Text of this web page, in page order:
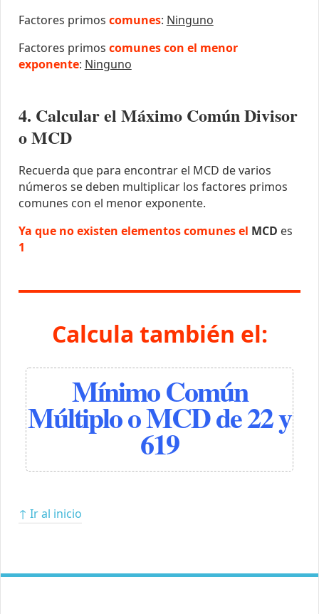
Factores primos comunes: Ninguno
Factores primos comunes con el menor
exponente: Ninguno
4. Calcular el Máximo Común Divisor
o MCD
Recuerda que para encontrar el MCD de varios
números se deben multiplicar los factores primos
comunes con el menor exponente.
Ya que no existen elementos comunes el MCD es
1
Calcula también el:
Mínimo Común
Múltiplo o MCD de 22 y
619
↑ Ir al inicio